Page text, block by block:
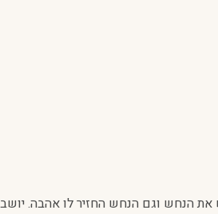
הנחש וגם הנחש החזיר לו אהבה.